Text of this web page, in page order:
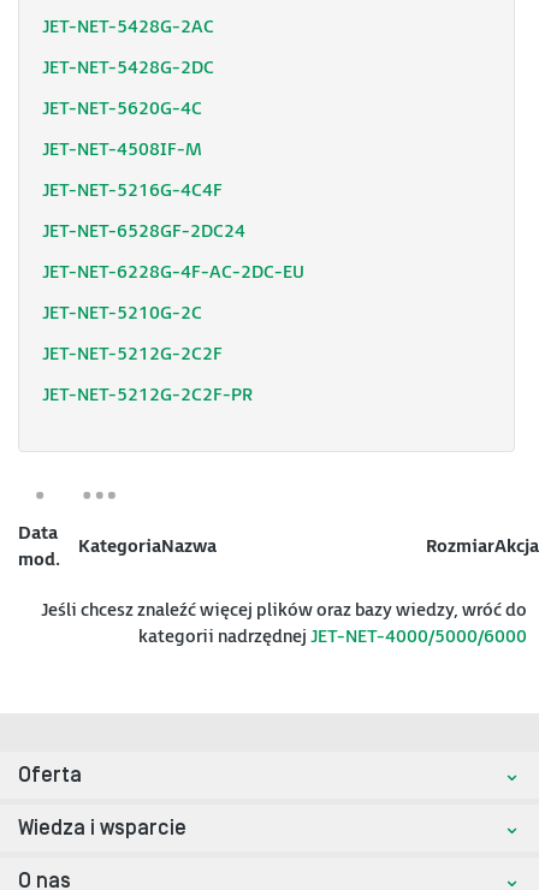
JET-NET-5428G-2AC
JET-NET-5428G-2DC
JET-NET-5620G-4C
JET-NET-4508IF-M
JET-NET-5216G-4C4F
JET-NET-6528GF-2DC24
JET-NET-6228G-4F-AC-2DC-EU
JET-NET-5210G-2C
JET-NET-5212G-2C2F
JET-NET-5212G-2C2F-PR
Data
mod.
KategoriaNazwa RozmiarAkcja
Jeśli chcesz znaleźć więcej plików oraz bazy wiedzy, wróć do
kategorii nadrzędnej JET-NET-4000/5000/6000
Oferta
Wiedza i wsparcie
O nas